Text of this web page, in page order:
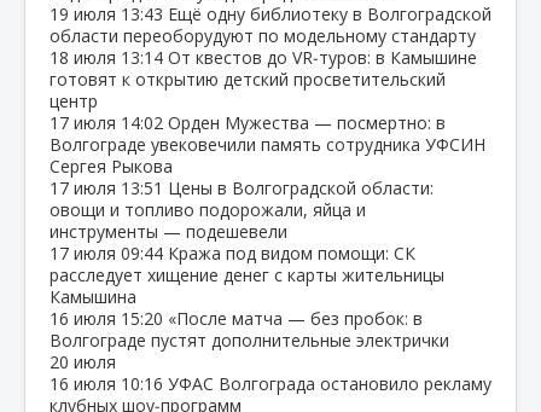
19 июля 13:43 Ещё одну библиотеку в Волгоградской
области переоборудуют по модельному стандарту
18 июля 13:14 От квестов до VR‑туров: в Камышине
готовят к открытию детский просветительский
центр
17 июля 14:02 Орден Мужества — посмертно: в
Волгограде увековечили память сотрудника УФСИН
Сергея Рыкова
17 июля 13:51 Цены в Волгоградской области:
овощи и топливо подорожали, яйца и
инструменты — подешевели
17 июля 09:44 Кража под видом помощи: СК
расследует хищение денег с карты жительницы
Камышина
16 июля 15:20 «После матча — без пробок: в
Волгограде пустят дополнительные электрички
20 июля
16 июля 10:16 УФАС Волгограда остановило рекламу
клубных шоу‑программ